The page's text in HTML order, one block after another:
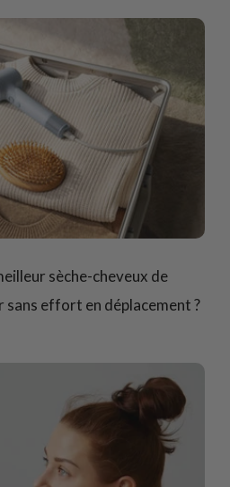
sèche-cheveux de
effort en déplacement ?